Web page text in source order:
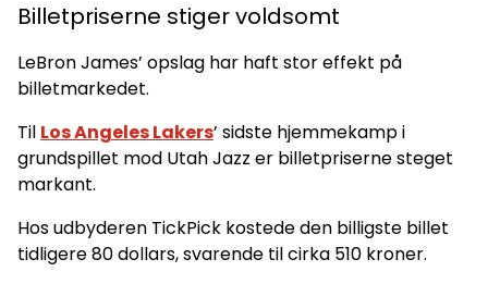
Billetpriserne stiger voldsomt
LeBron James’ opslag har haft stor effekt på
billetmarkedet.
Til Los Angeles Lakers’ sidste hjemmekamp i
grundspillet mod Utah Jazz er billetpriserne steget
markant.
Hos udbyderen TickPick kostede den billigste billet
tidligere 80 dollars, svarende til cirka 510 kroner.